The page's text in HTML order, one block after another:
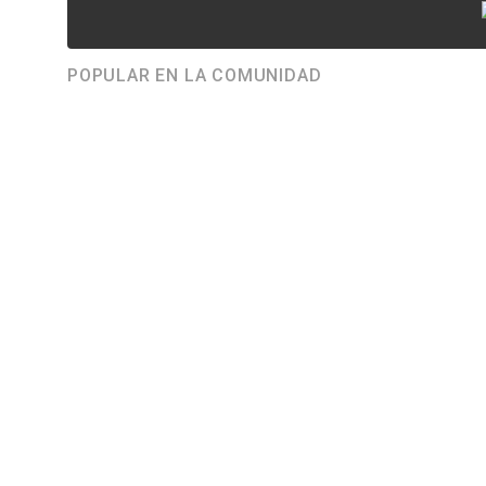
POPULAR EN LA COMUNIDAD